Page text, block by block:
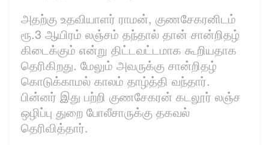
அதற்கு உதவியாளர் ராமன், குணசேகரனிடம்
ரூ.3 ஆயிரம் லஞ்சம் தந்தால் தான் சான்றிதழ்
கிடைக்கும் என்று திட்டவட்டமாக கூறியதாக
தெரிகிறது. மேலும் அவருக்கு சான்றிதழ்
கொடுக்காமல் காலம் தாழ்த்தி வந்தார்.
பின்னர் இது பற்றி குணசேகரன் கடலூர் லஞ்ச
ஒழிப்பு துறை போலீசாருக்கு தகவல்
தெரிவித்தார்.